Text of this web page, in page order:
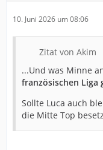
10. Juni 2026 um 08:06
Zitat von Akim
...Und was Minne
französischen Liga
Sollte Luca auch
die Mitte Top